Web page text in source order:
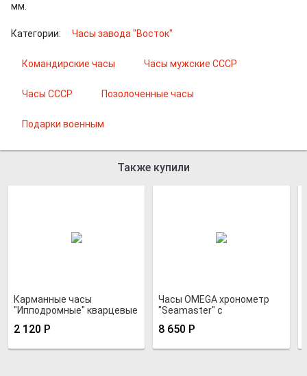
мм.
Категории: Часы завода "Восток"
Командирские часы Часы мужские СССР
Часы СССР Позолоченные часы
Подарки военным
Также купили
Карманные часы
"Ипподромные" кварцевые
2 120 Р
Часы OMEGA хронометр
"Seamaster" с
8 650 Р